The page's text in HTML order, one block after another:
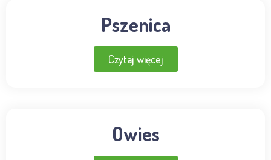
Pszenica
Czytaj więcej
Owies